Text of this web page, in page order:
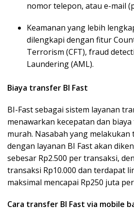
nomor telepon, atau e-mail
Keamanan yang lebih
dilengkapi dengan fitur
Terrorism (CFT), fraud
Laundering (AML).
Biaya transfer BI Fast
BI-Fast sebagai sistem layanan
menawarkan kecepatan dan
murah. Nasabah yang
dengan layanan BI Fast akan
sebesar Rp2.500 per transaksi,
transaksi Rp10.000 dan terdapat
maksimal mencapai Rp250 juta
Cara transfer BI Fast via mobile